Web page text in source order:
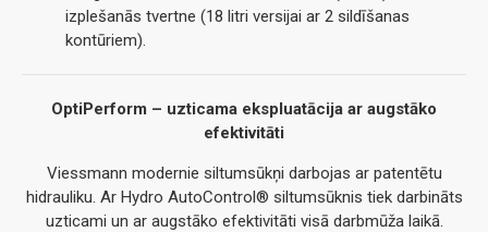
izplešanās tvertne (18 litri versijai ar 2 sildīšanas
kontūriem).
OptiPerform – uzticama ekspluatācija ar augstāko
efektivitāti
Viessmann modernie siltumsūkņi darbojas ar patentētu
hidrauliku. Ar Hydro AutoControl® siltumsūknis tiek darbināts
uzticami un ar augstāko efektivitāti visā darbmūža laikā.